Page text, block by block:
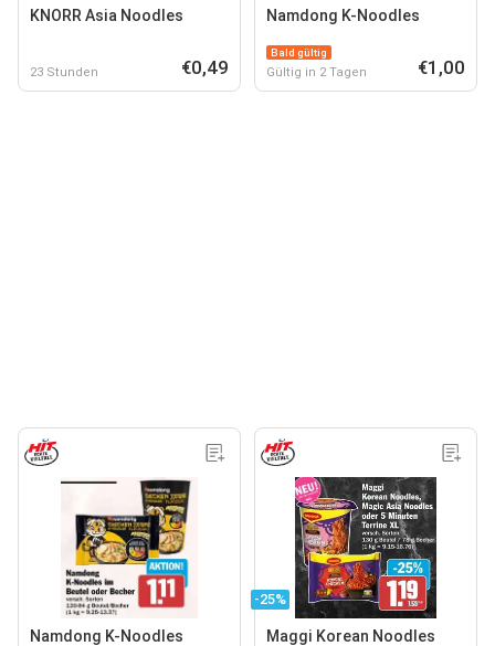
KNORR Asia Noodles
23 Stunden €0,49
Namdong K-Noodles
Bald gültig
Gültig in 2 Tagen €1,00
Namdong K-Noodles
-25%
Maggi Korean Noodles